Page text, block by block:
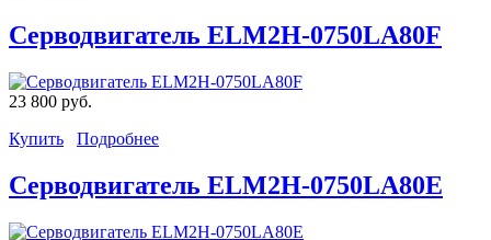
Серводвигатель ELM2H-0750LA80F
23 800 руб.
Купить
Подробнее
Серводвигатель ELM2H-0750LA80E